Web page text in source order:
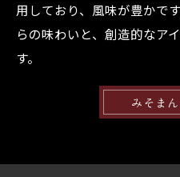
用しており、風味が豊かで
らの味わいと、創造的なア
す。
みそま